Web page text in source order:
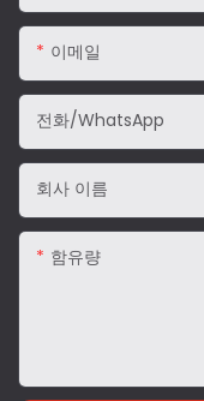
이메일
전화/WhatsApp
회사 이름
함유량